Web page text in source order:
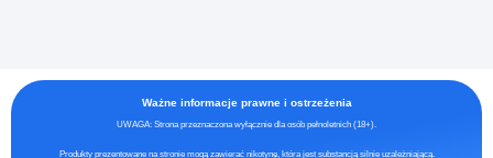
Ważne informacje prawne i ostrzeżenia
UWAGA: Strona przeznaczona wyłącznie dla osób pełnoletnich (18+).
Produkty prezentowane na stronie mogą zawierać nikotynę, która jest substancją silnie uzależniającą.